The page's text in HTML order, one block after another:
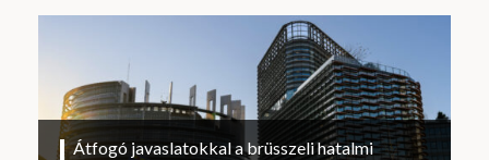
Átfogó javaslatokkal a brüsszeli hatalmi